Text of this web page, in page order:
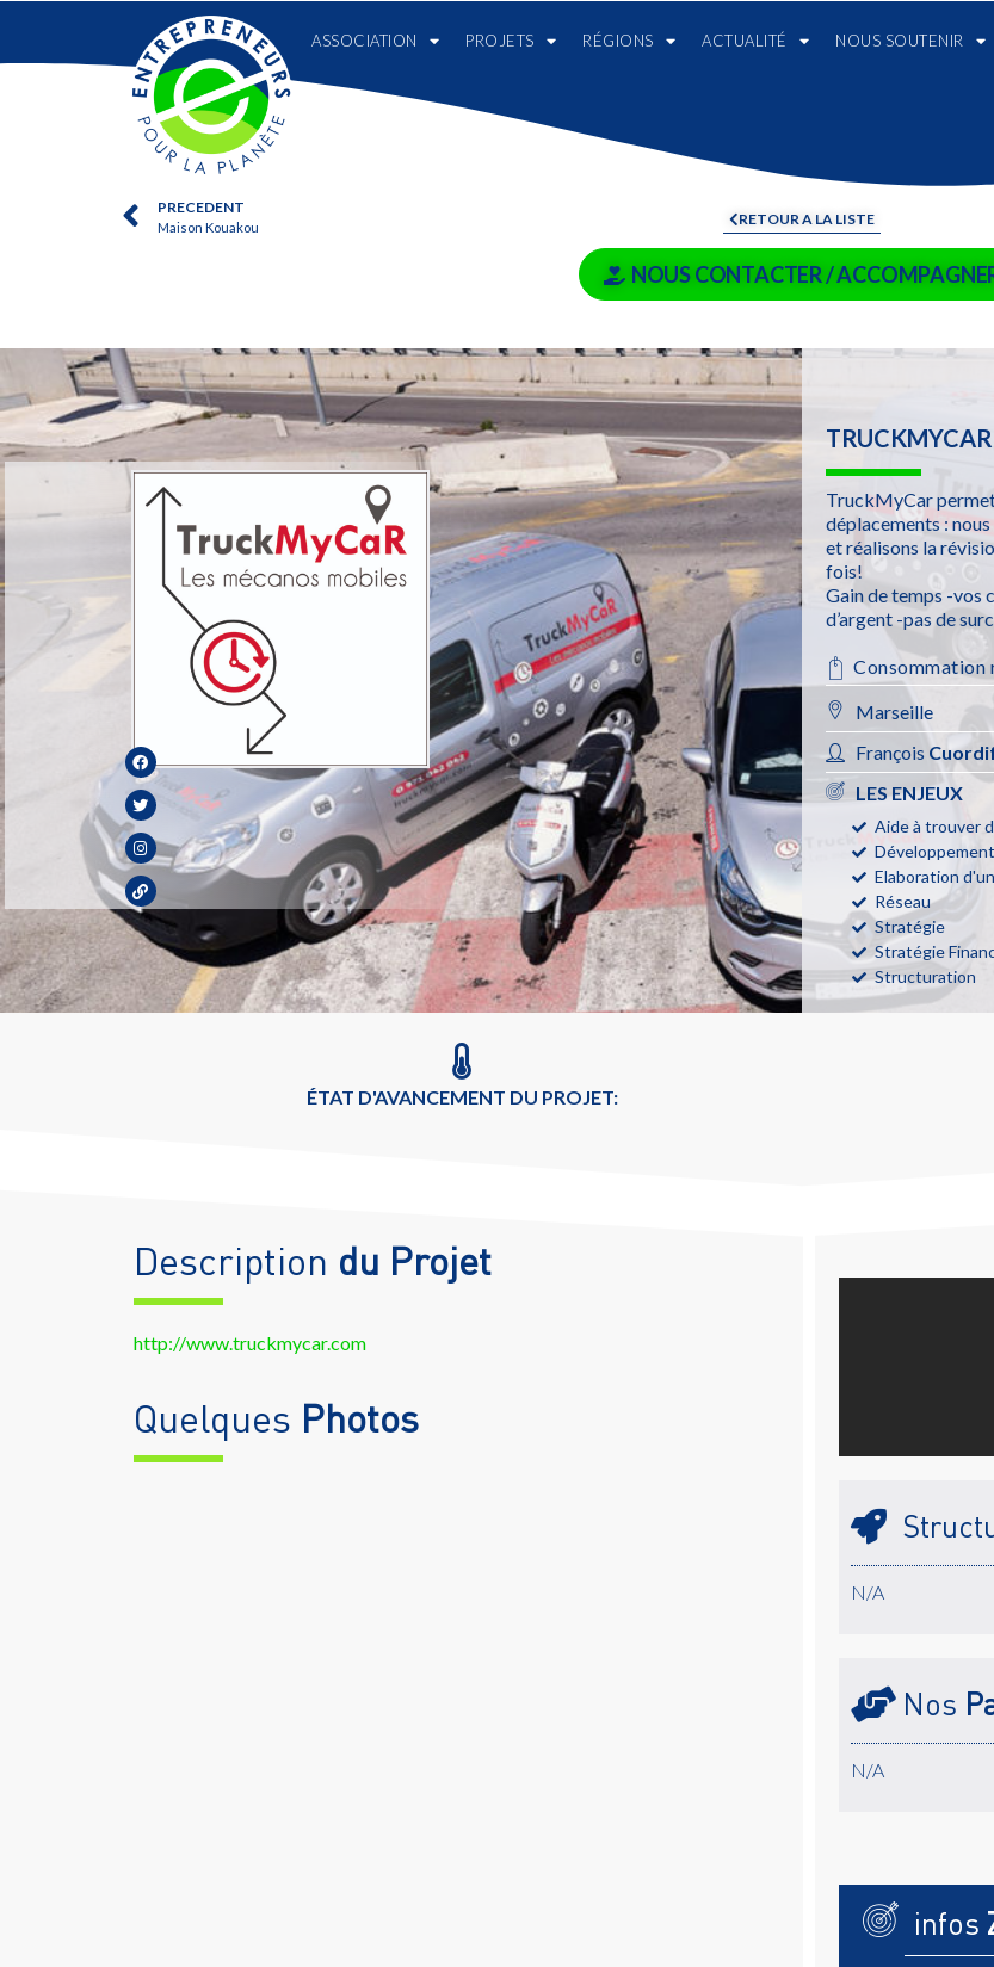
ASSOCIATION PROJETS RÉGIONS ACTUALITÉ NOUS SOUTENIR
RETOUR A LA LISTE
PRECEDENT
Maison Kouakou
NOUS CONTACTER /
TruckMyCar
déplacements :
et réalisons la
fois!
Gain de temps -vos
d’argent -pas de
Consommation
Marseille
François
LES ENJEUX
Aide à trouver
Elaboration
Réseau
Stratégie
Stratégie
Structuration
ÉTAT D'AVANCEMENT DU PROJET:
Description du Projet
http://www.truckmycar.com
Quelques Photos
N/A
Nos
N/A
infos